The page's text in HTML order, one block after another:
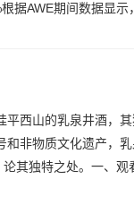
据AWE期间数据显示
平西山的乳泉井酒，
和非物质文化遗产，
论其独特之处。一、